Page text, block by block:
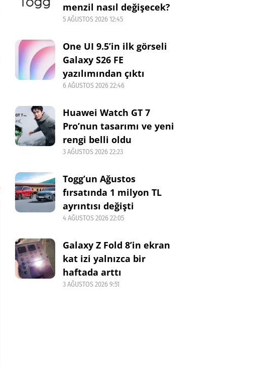
menzil nasıl değişecek?
5 AĞUSTOS 2026 12:45
One UI 9.5’in ilk görseli
Galaxy S26 FE
yazılımından çıktı
6 AĞUSTOS 2026 22:46
Huawei Watch GT 7
Pro’nun tasarımı ve yeni
rengi belli oldu
3 AĞUSTOS 2026 22:23
Togg’un Ağustos
fırsatında 1 milyon TL
ayrıntısı değişti
4 AĞUSTOS 2026 22:05
Galaxy Z Fold 8’in ekran
kat izi yalnızca bir
haftada arttı
3 AĞUSTOS 2026 9:51